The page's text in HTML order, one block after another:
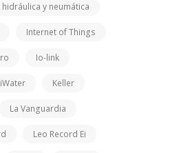
y neumática
Internet of Things
Io-link
iWater Keller
La Vanguardia
Leo Record Ei